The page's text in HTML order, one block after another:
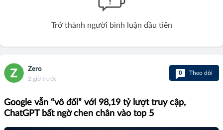
Trở thành người bình luận đầu tiên
Zero
2 giờ trước
0 Theo dõi
Google vẫn “vô đối” với 98,19 tỷ lượt truy cập,
ChatGPT bất ngờ chen chân vào top 5